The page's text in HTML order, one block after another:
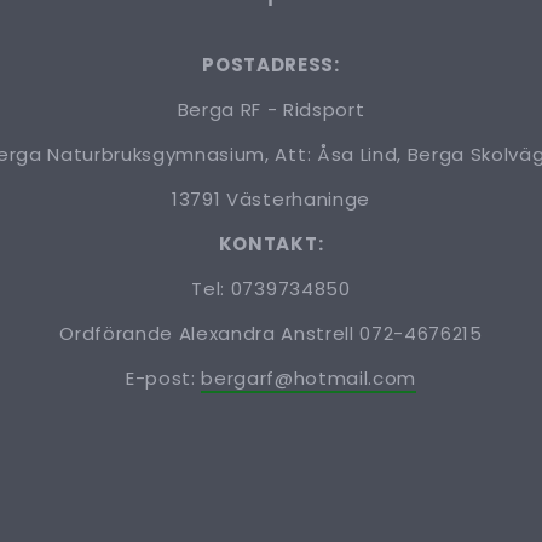
POSTADRESS:
Berga RF - Ridsport
Naturbruksgymnasium, Att: Åsa Lind, Berga
13791 Västerhaninge
KONTAKT:
Tel: 0739734850
Ordförande Alexandra Anstrell 072-4676215
E-post:bergarf@hotmail.com